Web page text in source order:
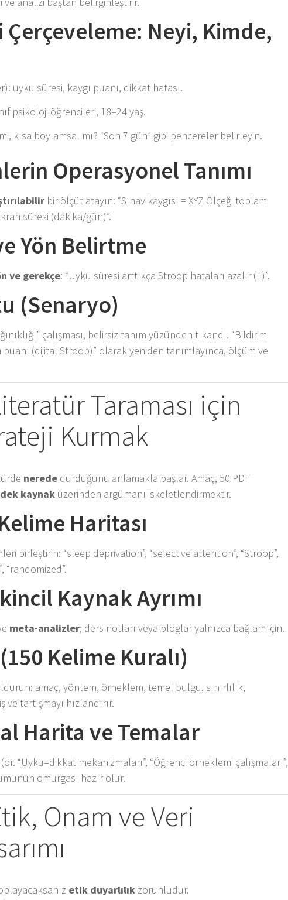
Neyi, Kimde,
uyku süresi, kaygı puanı, dikkat hatası.
psikoloji öğrencileri, 18–24 yaş.
kısa boylamsal mı? “Son 7 gün” gibi pencereler belirleyin.
Operasyonel Tanımı
bir ölçüt atayın: “Sınav kaygısı = XYZ Ölçeği toplam
süresi (dakika/gün)”.
Yön Belirtme
ve gerekçe: “Uyku süresi arttıkça Stroop hataları azalır (−)”.
(Senaryo)
çalışması, belirsiz tanım yüzünden tıkandı. “Bildirim
(dijital Stroop)” olarak yeniden tanımlayınca, ölçüm ve
Taraması için
Kurmak
nerede durduğunu anlamakla başlar. Amaç, 50 PDF
kaynak üzerinden argümanı iskeletlendirmektir.
Haritası
birleştirin: “sleep deprivation”, “selective attention”, “Stroop”,
“randomized”.
Kaynak Ayrımı
meta-analizler; ders notları veya bloglar yalnızca bağlam için.
Kelime Kuralı)
amaç, yöntem, örneklem, temel bulgu, sınırlılık,
ve tartışmayı hızlandırır.
Harita ve Temalar
“Uyku–dikkat mekanizmaları”, “Öğrenci örneklemi çalışmaları”,
omurgası hazır olur.
Onam ve Veri
etik duyarlılık zorunludur.